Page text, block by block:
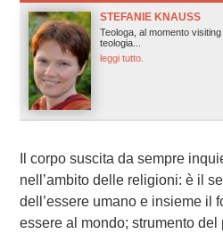
STEFANIE KNAUSS
Teologa, al momento
teologia...
leggi tutto.
Il corpo suscita da sempre
nell’ambito delle religioni: è il
dell’essere umano e insieme il
essere al mondo; strumento del